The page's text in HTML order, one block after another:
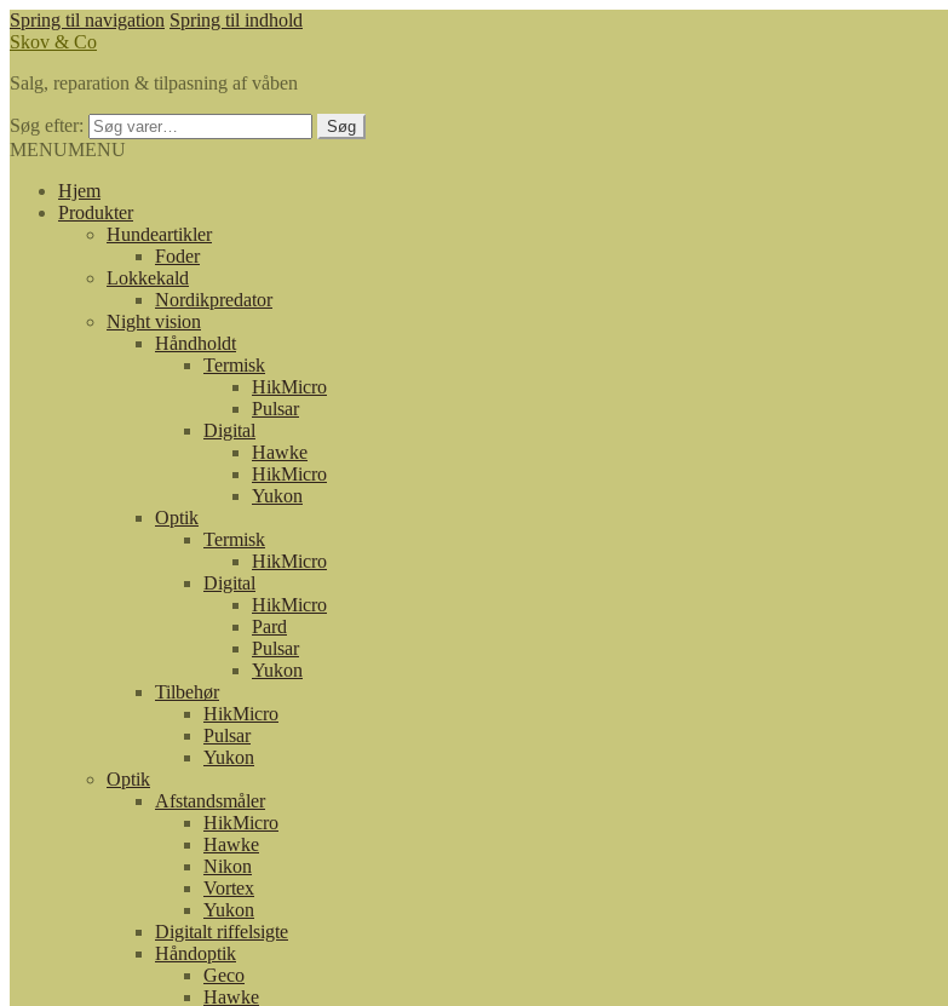
Spring til navigation Spring til indhold
Skov & Co
Salg, reparation & tilpasning af våben
Søg efter: Søg
MENUMENU
Hjem
Produkter
Hundeartikler
Foder
Lokkekald
Nordikpredator
Night vision
Håndholdt
Termisk
HikMicro
Pulsar
Digital
Hawke
HikMicro
Yukon
Optik
Termisk
HikMicro
Digital
HikMicro
Pard
Pulsar
Yukon
Tilbehør
HikMicro
Pulsar
Yukon
Optik
Afstandsmåler
HikMicro
Hawke
Nikon
Vortex
Yukon
Digitalt riffelsigte
Håndoptik
Geco
Hawke